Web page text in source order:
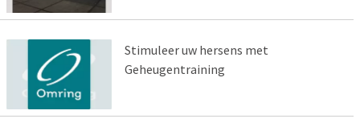
Stimuleer uw hersens met
Geheugentraining